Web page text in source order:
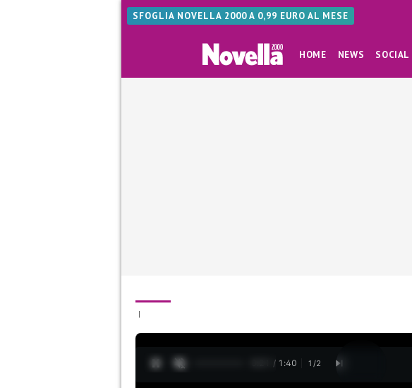
SFOGLIA NOVELLA 2000 A 0,99 EURO AL MESE
HOME NEWS SOCIAL
|
0:22 / 1:40 1 /2